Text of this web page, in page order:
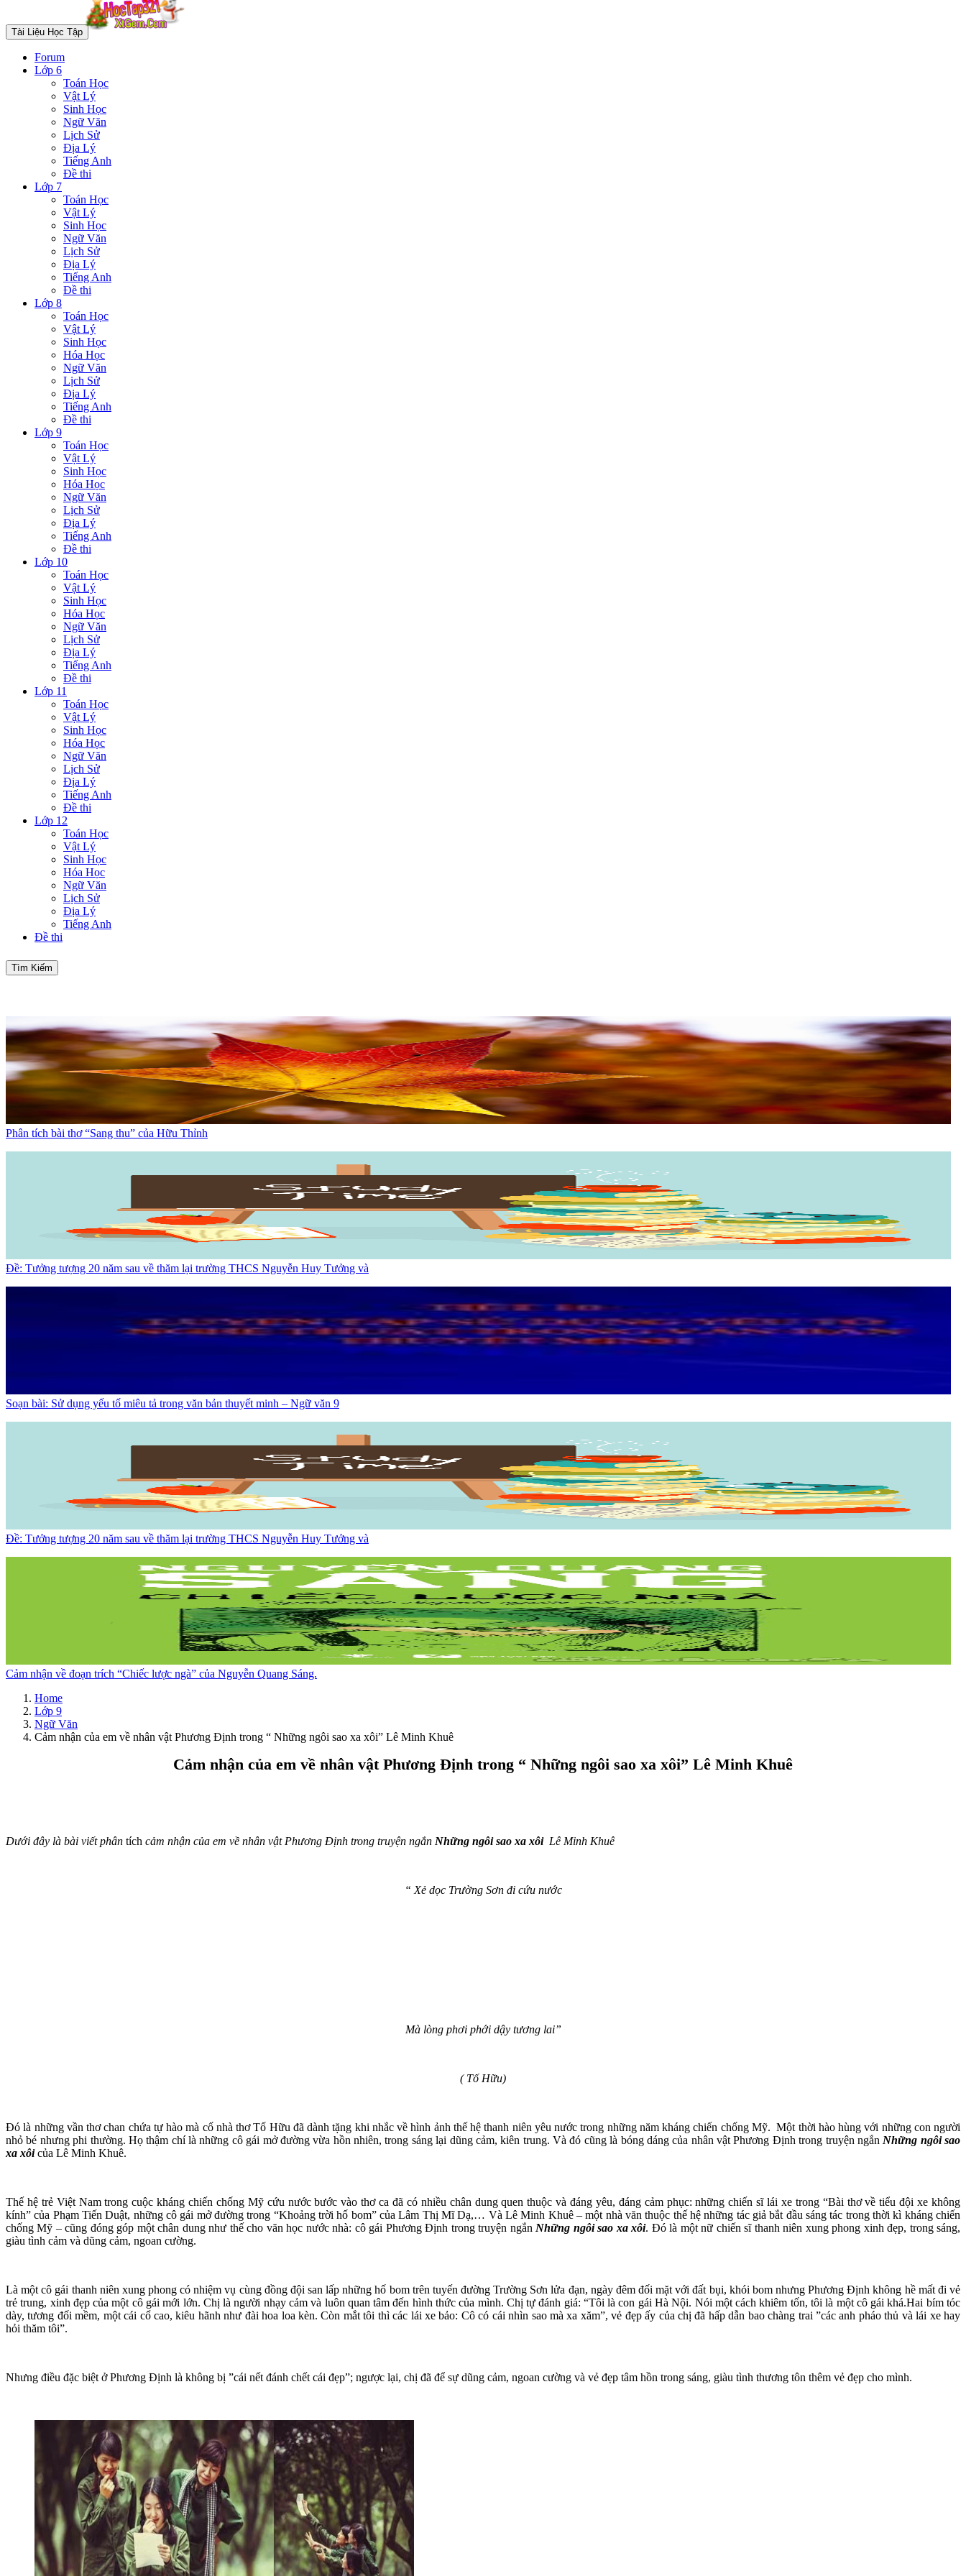
Tài Liệu Học Tập
Forum
Lớp 6
Toán Học
Vật Lý
Sinh Học
Ngữ Văn
Lịch Sử
Địa Lý
Tiếng Anh
Đề thi
Lớp 7
Toán Học
Vật Lý
Sinh Học
Ngữ Văn
Lịch Sử
Địa Lý
Tiếng Anh
Đề thi
Lớp 8
Toán Học
Vật Lý
Sinh Học
Hóa Học
Ngữ Văn
Lịch Sử
Địa Lý
Tiếng Anh
Đề thi
Lớp 9
Toán Học
Vật Lý
Sinh Học
Hóa Học
Ngữ Văn
Lịch Sử
Địa Lý
Tiếng Anh
Đề thi
Lớp 10
Toán Học
Vật Lý
Sinh Học
Hóa Học
Ngữ Văn
Lịch Sử
Địa Lý
Tiếng Anh
Đề thi
Lớp 11
Toán Học
Vật Lý
Sinh Học
Hóa Học
Ngữ Văn
Lịch Sử
Địa Lý
Tiếng Anh
Đề thi
Lớp 12
Toán Học
Vật Lý
Sinh Học
Hóa Học
Ngữ Văn
Lịch Sử
Địa Lý
Tiếng Anh
Đề thi
Tìm Kiếm
Phân tích bài thơ “Sang thu” của Hữu Thỉnh
Đề: Tưởng tượng 20 năm sau về thăm lại trường THCS Nguyễn Huy Tưởng và
Soạn bài: Sử dụng yếu tố miêu tả trong văn bản thuyết minh – Ngữ văn 9
Đề: Tưởng tượng 20 năm sau về thăm lại trường THCS Nguyễn Huy Tưởng và
Cảm nhận về đoạn trích “Chiếc lược ngà” của Nguyễn Quang Sáng.
Home
Lớp 9
Ngữ Văn
Cảm nhận của em về nhân vật Phương Định trong “ Những ngôi sao xa xôi” Lê Minh Khuê
Cảm nhận của em về nhân vật Phương Định trong “ Những ngôi sao xa xôi” Lê Minh Khuê
Dưới đây là bài viết phân tích cảm nhận của em về nhân vật Phương Định trong truyện ngắn Những ngôi sao xa xôiLê Minh Khuê
“ Xẻ dọc Trường Sơn đi cứu nước
Mà lòng phơi phới dậy tương lai”
( Tố Hữu)
Đó là những vần thơ chan chứa tự hào mà cố nhà thơ Tố Hữu đã dành tặng khi nhắc về hình ảnh thế hệ thanh niên yêu nước trong những năm kháng chiến chống Mỹ. Một thời hào hùng với những con người
nhỏ bé nhưng phi thường. Họ thậm chí là những cô gái mở đường vừa hồn nhiên, trong sáng lại dũng cảm, kiên trung. Và đó cũng là bóng dáng của nhân vật Phương Định trong truyện ngắn Những ngôi sao
xa xôicủa Lê Minh Khuê.
Thế hệ trẻ Việt Nam trong cuộc kháng chiến chống Mỹ cứu nước bước vào thơ ca đã có nhiều chân dung quen thuộc và đáng yêu, đáng cảm phục: những chiến sĩ lái xe trong “Bài thơ về tiểu đội xe không
kính” của Phạm Tiến Duật, những cô gái mở đường trong “Khoảng trời hố bom” của Lâm Thị Mĩ Dạ,… Và Lê Minh Khuê – một nhà văn thuộc thế hệ những tác giả bắt đầu sáng tác trong thời kì kháng chiến
chống Mỹ – cũng đóng góp một chân dung như thế cho văn học nước nhà: cô gái Phương Định trong truyện ngắn Những ngôi sao xa xôi. Đó là một nữ chiến sĩ thanh niên xung phong xinh đẹp, trong sáng,
giàu tình cảm và dũng cảm, ngoan cường.
Là một cô gái thanh niên xung phong có nhiệm vụ cùng đồng đội san lấp những hố bom trên tuyến đường Trường Sơn lửa đạn, ngày đêm đối mặt với đất bụi, khói bom nhưng Phương Định không hề mất đi vẻ
trẻ trung, xinh đẹp của một cô gái mới lớn. Chị là người nhạy cảm và luôn quan tâm đến hình thức của mình. Chị tự đánh giá: “Tôi là con gái Hà Nội. Nói một cách khiêm tốn, tôi là một cô gái khá.Hai bím tóc
dày, tương đối mềm, một cái cổ cao, kiêu hãnh như đài hoa loa kèn. Còn mắt tôi thì các lái xe bảo: Cô có cái nhìn sao mà xa xăm”, vẻ đẹp ấy của chị đã hấp dẫn bao chàng trai ”các anh pháo thủ và lái xe hay
hỏi thăm tôi”.
Nhưng điều đặc biệt ở Phương Định là không bị ”cái nết đánh chết cái đẹp”; ngược lại, chị đã để sự dũng cảm, ngoan cường và vẻ đẹp tâm hồn trong sáng, giàu tình thương tôn thêm vẻ đẹp cho mình.